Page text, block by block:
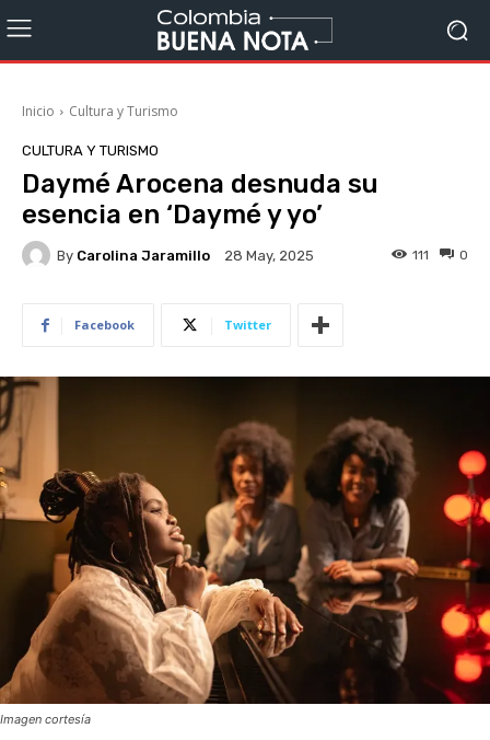
Inicio Cultura y Turismo
CULTURA Y TURISMO
Daymé Arocena desnuda su
esencia en ‘Daymé y yo’
By Carolina Jaramillo 28 May, 2025 0
111
Facebook Twitter
Imagen cortesía